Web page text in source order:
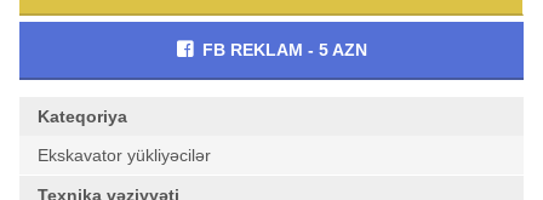
FB REKLAM - 5 AZN
Kateqoriya
Ekskavator yükliyəcilər
Texnika vəziyyəti